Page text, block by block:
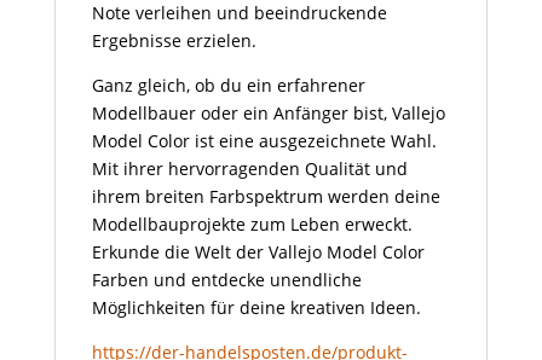
Note verleihen und beeindruckende
Ergebnisse erzielen.
Ganz gleich, ob du ein erfahrener
Modellbauer oder ein Anfänger bist, Vallejo
Model Color ist eine ausgezeichnete Wahl.
Mit ihrer hervorragenden Qualität und
ihrem breiten Farbspektrum werden deine
Modellbauprojekte zum Leben erweckt.
Erkunde die Welt der Vallejo Model Color
Farben und entdecke unendliche
Möglichkeiten für deine kreativen Ideen.
https://der-handelsposten.de/produkt-